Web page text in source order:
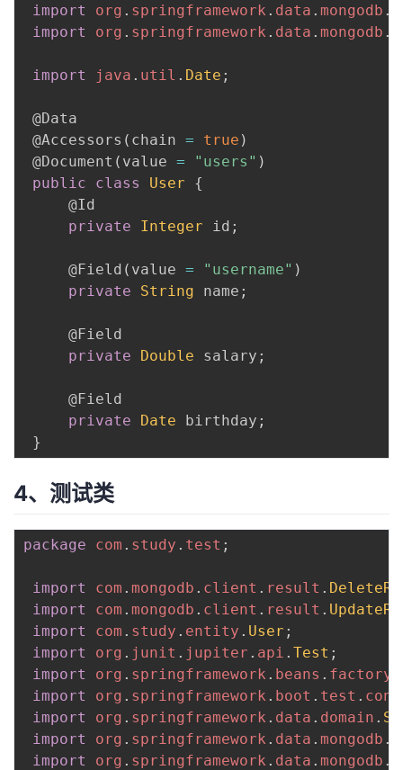
import
org . springframework . data . mongodb .
import
org . springframework . data . mongodb .
import
java . util . Date ;
@Data
@Accessors ( chain = true )
@Document ( value = "users" )
public
class User
{
@Id
private
Integer id ;
@Field ( value = "username" )
private
String name ;
@Field
private
Double salary ;
@Field
private
Date birthday ;
}
4、测试类
package com . study . test ;
import
com . mongodb . client . result .
import
com . mongodb . client . result .
import
com . study . entity . User ;
import
org . junit . jupiter . api . Test ;
import
org . springframework . beans . factory
import
org . springframework . boot . test .
import
org . springframework . data . domain .
import
org . springframework . data . mongodb .
import
org . springframework . data . mongodb .